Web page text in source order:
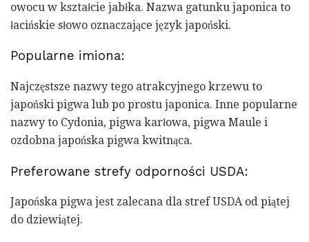
owocu w kształcie jabłka. Nazwa gatunku japonica to
łacińskie słowo oznaczające język japoński.
Popularne imiona:
Najczęstsze nazwy tego atrakcyjnego krzewu to
japoński pigwa lub po prostu japonica. Inne popularne
nazwy to Cydonia, pigwa karłowa, pigwa Maule i
ozdobna japońska pigwa kwitnąca.
Preferowane strefy odporności USDA:
Japońska pigwa jest zalecana dla stref USDA od piątej
do dziewiątej.